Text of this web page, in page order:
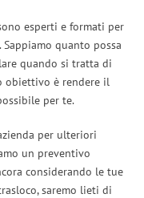
esperti e formati per
quanto possa
quando si tratta di
obiettivo è rendere il
per te.
per ulteriori
un preventivo
considerando le tue
saremo lieti di